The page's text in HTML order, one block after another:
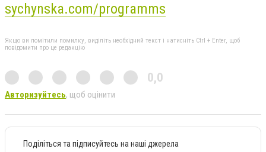
sychynska.com/programms
Якщо ви помітили помилку, виділіть необхідний текст і натисніть Ctrl + Enter, щоб
повідомити про це редакцію
0,0
Авторизуйтесь, щоб оцінити
Поділіться та підписуйтесь на наші джерела